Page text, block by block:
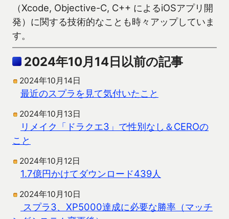
（Xcode, Objective-C, C++ によるiOSアプリ開
発）に関する技術的なことも時々アップしていま
す。
2024年10月14日以前の記事
2024年10月14日
最近のスプラを見て気付いたこと
2024年10月13日
リメイク「ドラクエ3」で性別なし＆CEROの
こと
2024年10月12日
1.7億円かけてダウンロード439人
2024年10月10日
スプラ3、XP5000達成に必要な勝率（マッチ